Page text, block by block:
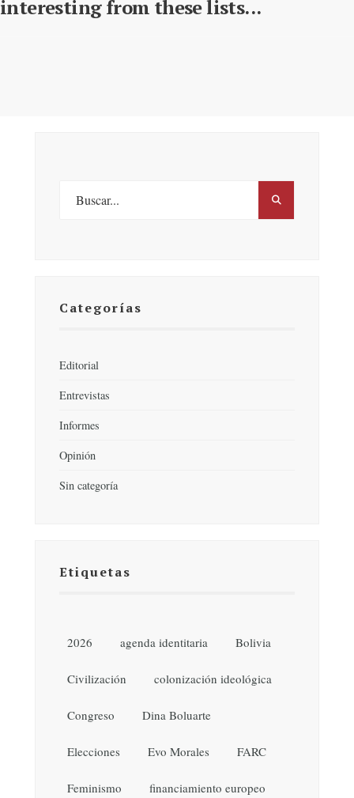
interesting from these lists...
Categorías
Editorial
Entrevistas
Informes
Opinión
Sin categoría
Etiquetas
2026 agenda identitaria Bolivia
Civilización colonización ideológica
Congreso Dina Boluarte
Elecciones Evo Morales FARC
Feminismo financiamiento europeo